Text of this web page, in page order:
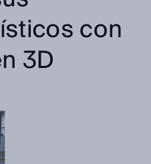
con
3D